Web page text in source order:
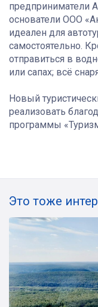
предприниматели
основатели ООО
идеален для
самостоятельно.
отправиться в
или сапах; всё
Новый
реализовать
программы
Это тоже